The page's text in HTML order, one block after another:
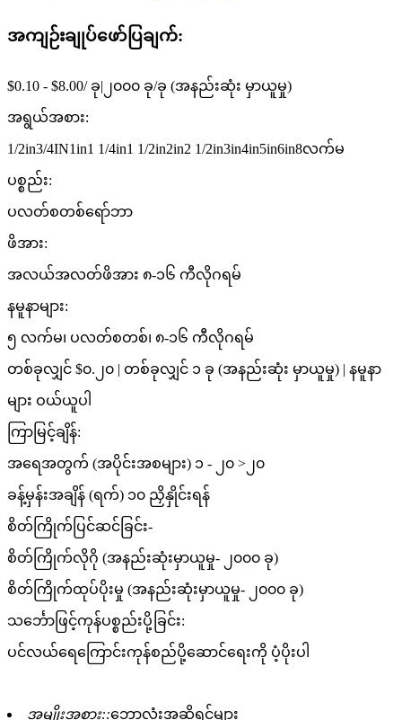
အကျဉ်းချုပ်ဖော်ပြချက်:
$0.10 - $8.00/ ခု|၂၀၀၀ ခု/ခု (အနည်းဆုံး မှာယူမှု)
အရွယ်အစား:
1/2in3/4IN1in1 1/4in1 1/2in2in2 1/2in3in4in5in6in8လက်မ
ပစ္စည်း:
ပလတ်စတစ်ရော်ဘာ
ဖိအား:
အလယ်အလတ်ဖိအား ၈-၁၆ ကီလိုဂရမ်
နမူနာများ:
၅ လက်မ၊ ပလတ်စတစ်၊ ၈-၁၆ ကီလိုဂရမ်
တစ်ခုလျှင် $၀.၂၀ | တစ်ခုလျှင် ၁ ခု (အနည်းဆုံး မှာယူမှု) | နမူနာ
များ ဝယ်ယူပါ
ကြာမြင့်ချိန်:
အရေအတွက် (အပိုင်းအစများ) ၁ - ၂၀ >၂၀
ခန့်မှန်းအချိန် (ရက်) ၁၀ ညှိနှိုင်းရန်
စိတ်ကြိုက်ပြင်ဆင်ခြင်း-
စိတ်ကြိုက်လိုဂို (အနည်းဆုံးမှာယူမှု- ၂၀၀၀ ခု)
စိတ်ကြိုက်ထုပ်ပိုးမှု (အနည်းဆုံးမှာယူမှု- ၂၀၀၀ ခု)
သင်္ဘောဖြင့်ကုန်ပစ္စည်းပို့ခြင်း:
ပင်လယ်ရေကြောင်းကုန်စည်ပို့ဆောင်ရေးကို ပံ့ပိုးပါ
အမျိုးအစား::ဘောလုံးအဆို့ရှင်များ